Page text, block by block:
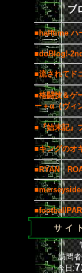
ブ
■halftime ハ
■doBlog!-
■流されてド
■格闘技＆ゲ
ー＋α（ヴィ
■『始末記』
■キングのオ
■RYAN
■merseyside
サイ
訪問
今日: